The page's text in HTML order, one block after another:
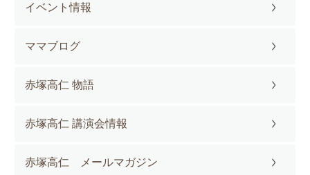
イベント情報
ママブログ
赤塚高仁 物語
赤塚高仁 講演会情報
赤塚高仁 メールマガジン